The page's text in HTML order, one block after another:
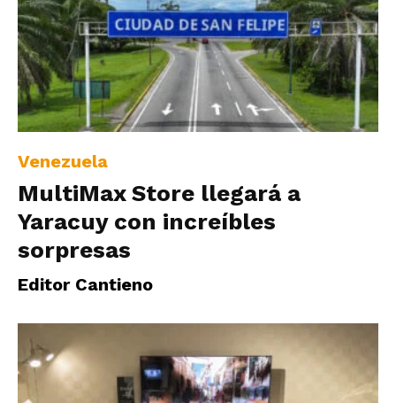
Venezuela
MultiMax Store llegará a
Yaracuy con increíbles
sorpresas
Editor Cantieno